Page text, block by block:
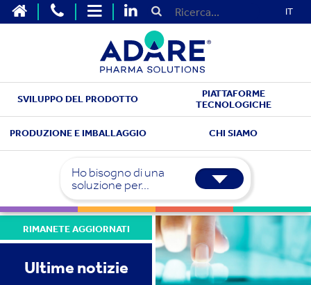
IT
SVILUPPO DEL PRODOTTO
PIATTAFORME
TECNOLOGICHE
PRODUZIONE E IMBALLAGGIO CHI SIAMO
Ho bisogno di una
soluzione per...
RIMANETE AGGIORNATI
Ultime notizie